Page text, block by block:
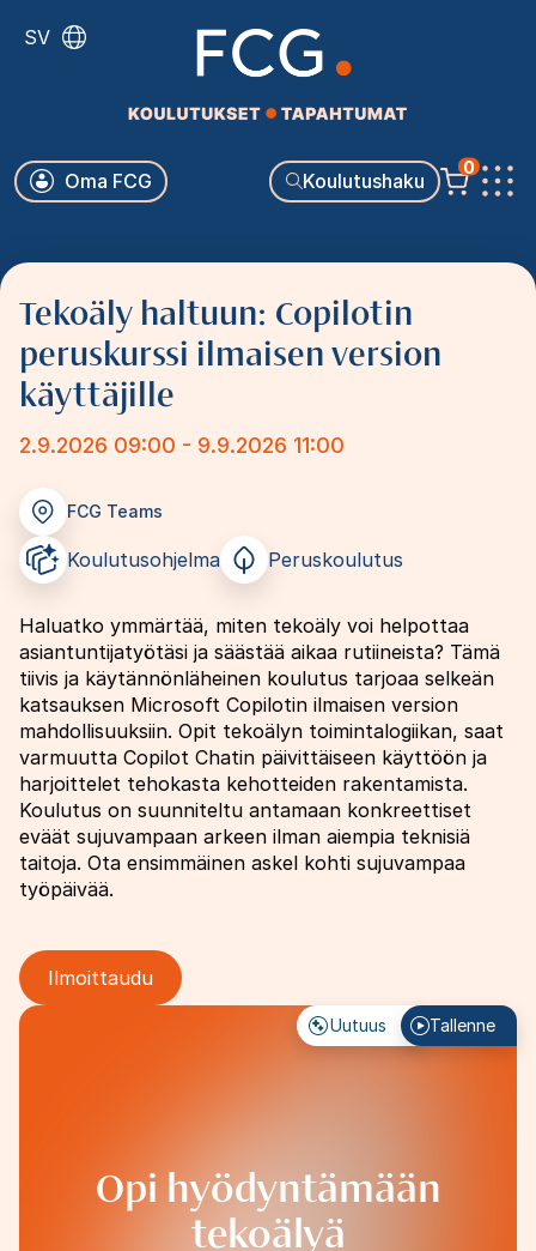
pääsisältöön
SV
Koulutushaku
Käyttäjävalikko
Oma FCG
0
Päävalikko
Tekoäly haltuun: Copilotin
peruskurssi ilmaisen version
käyttäjille
2.9.2026 09:00 - 9.9.2026 11:00
FCG Teams
Koulutusohjelma Peruskoulutus
Haluatko ymmärtää, miten tekoäly voi helpottaa
asiantuntijatyötäsi ja säästää aikaa rutiineista? Tämä
tiivis ja käytännönläheinen koulutus tarjoaa selkeän
katsauksen Microsoft Copilotin ilmaisen version
mahdollisuuksiin. Opit tekoälyn toimintalogiikan, saat
varmuutta Copilot Chatin päivittäiseen käyttöön ja
harjoittelet tehokasta kehotteiden rakentamista.
Koulutus on suunniteltu antamaan konkreettiset
eväät sujuvampaan arkeen ilman aiempia teknisiä
taitoja. Ota ensimmäinen askel kohti sujuvampaa
työpäivää.
Ilmoittaudu
Image
Uutuus Tallenne
Opi hyödyntämään
tekoälyä